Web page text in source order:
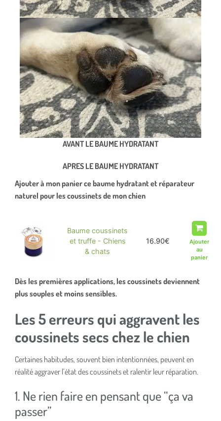
AVANT LE BAUME HYDRATANT
APRES LE BAUME HYDRATANT
Ajouter à mon panier ce baume hydratant et réparateur
naturel pour les coussinets de mon chien
Baume coussinets
et truffe - Chiens
& chats
16.90€
Dès les premières applications, les coussinets deviennent
plus souples et moins sensibles.
Les 5 erreurs qui aggravent les
coussinets secs chez le chien
Certaines habitudes, souvent bien intentionnées, peuvent en
réalité aggraver l’état des coussinets et ralentir leur réparation.
1. Ne rien faire en pensant que “ça va
passer”